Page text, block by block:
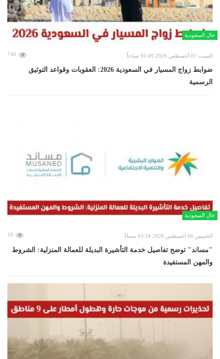
حال السعودية
السبت 01 أغسطس 2026 05:49 صباحاً 740
ضوابط زواج المسيار في السعودية 2026: العقوبات وقواعد التوثيق
الرسمية
حال السعودية
الخميس 06 أغسطس 2026 03:34 مساءً 10
"مساند" توضح تفاصيل خدمة التأشيرة البديلة للعمالة المنزلية: الشروط
والمهن المستفيدة